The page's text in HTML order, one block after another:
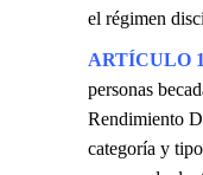
el régimen
ARTÍCULO
personas
Rendimiento
categoría y